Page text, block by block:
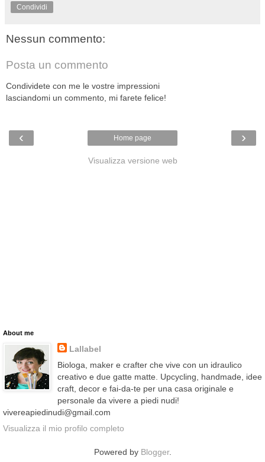
Condividi
Nessun commento:
Posta un commento
Condividete con me le vostre impressioni
lasciandomi un commento, mi farete felice!
‹ ›
Home page
Visualizza versione web
About me
Lallabel
Biologa, maker e crafter che vive con un idraulico
creativo e due gatte matte. Upcycling, handmade, idee
craft, decor e fai-da-te per una casa originale e
personale da vivere a piedi nudi!
vivereapiedinudi@gmail.com
Visualizza il mio profilo completo
Powered by Blogger.